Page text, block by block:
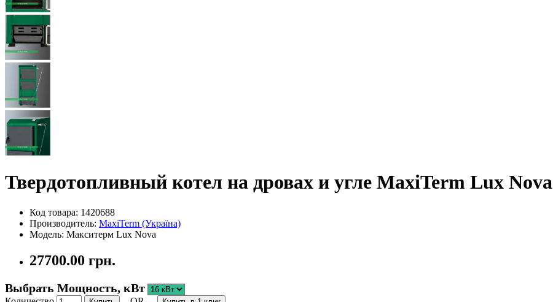
Твердотопливный котел на дровах и угле MaxiTerm Lux Nova
Код товара: 1420688
Производитель: MaxiTerm (Україна)
Модель: Макситерм Lux Nova
27700.00 грн.
Выбрать Мощность, кВт